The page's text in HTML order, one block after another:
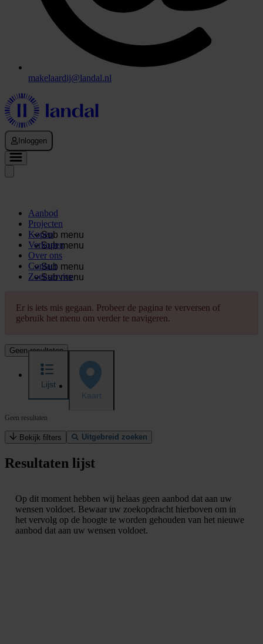
makelaardij@landal.nl
Inloggen
Aanbod
Projecten
Sub menu
Kopen
Sub menu
Verkopen
Over ons
Sub menu
Contact
Sub menu
Zoekservice
Er is iets mis gegaan. Probeer de pagina te verversen of
gebruik het menu om verder te navigeren.
Geen resultaten
Lijst
Kaart
Geen resultaten
Bekijk filters Uitgebreid zoeken
Resultaten lijst
Op dit moment hebben wij helaas geen aanbod dat aan uw
wensen voldoet. Bewaar uw zoekopdracht hierboven om in
het vervolg op de hoogte te worden gehouden van het nieuwe
aanbod dat aan uw wensen voldoet.